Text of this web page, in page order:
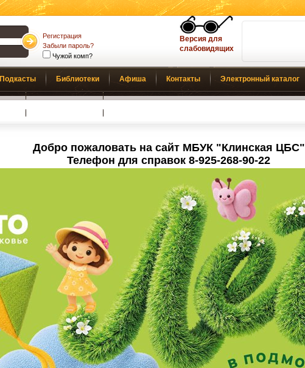
Регистрация
Забыли пароль?
Чужой комп?
Версия для
слабовидящих
Подкасты Библиотеки Афиша Контакты Электронный каталог
Добро пожаловать на сайт МБУК "Клинская ЦБС"
Телефон для справок 8-925-268-90-22